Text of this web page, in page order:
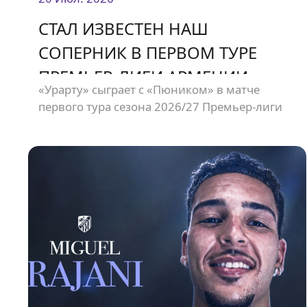
СТАЛ ИЗВЕСТЕН НАШ
СОПЕРНИК В ПЕРВОМ ТУРЕ
ПРЕМЬЕР-ЛИГИ АРМЕНИИ
«Урарту» сыграет с «Пюником» в матче
первого тура сезона 2026/27 Премьер-лиги